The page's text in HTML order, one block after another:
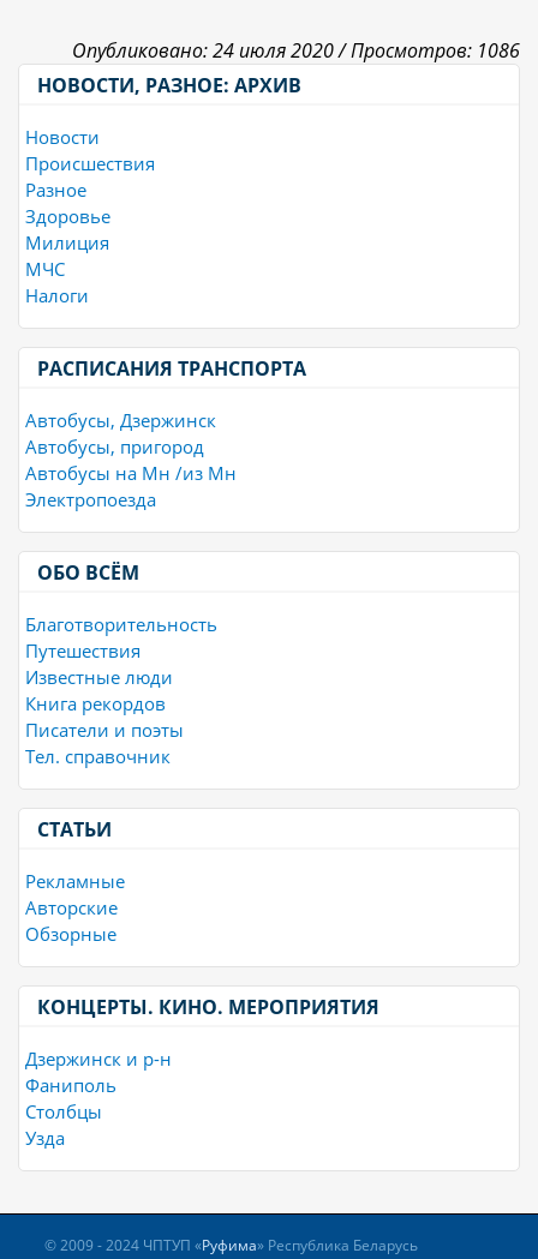
Опубликовано: 24 июля 2020 /Просмотров: 1086
НОВОСТИ, РАЗНОЕ: АРХИВ
Новости
Происшествия
Разное
Здоровье
Милиция
МЧС
Налоги
РАСПИСАНИЯ ТРАНСПОРТА
Автобусы, Дзержинск
Автобусы, пригород
Автобусы на Мн /из Мн
Электропоезда
ОБО ВСЁМ
Благотворительность
Путешествия
Известные люди
Книга рекордов
Писатели и поэты
Тел. справочник
СТАТЬИ
Рекламные
Авторские
Обзорные
КОНЦЕРТЫ. КИНО. МЕРОПРИЯТИЯ
Дзержинск и р-н
Фаниполь
Столбцы
Узда
© 2009 - 2024 ЧПТУП «Руфима» Республика Беларусь